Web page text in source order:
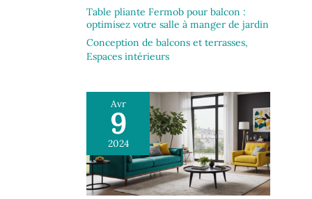
Table pliante Fermob pour balcon :
optimisez votre salle à manger de jardin
Conception de balcons et terrasses,
Espaces intérieurs
Avr
9
2024